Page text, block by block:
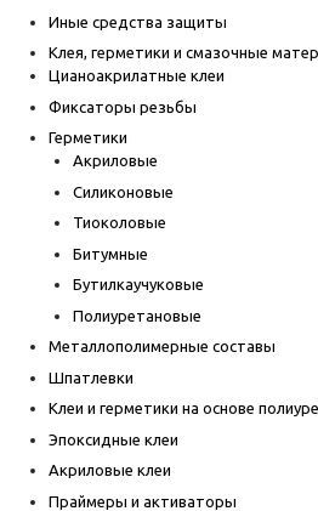
Иные средства защиты
Клея, герметики и смазочные
Цианоакрилатные клеи
Фиксаторы резьбы
Герметики
Акриловые
Силиконовые
Тиоколовые
Битумные
Бутилкаучуковые
Полиуретановые
Металлополимерные составы
Шпатлевки
Клеи и герметики на основе
Эпоксидные клеи
Акриловые клеи
Праймеры и активаторы